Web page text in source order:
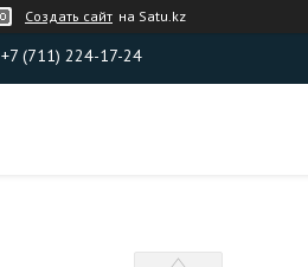
Создать сайт на Satu.kz
+7 (711) 224-17-24